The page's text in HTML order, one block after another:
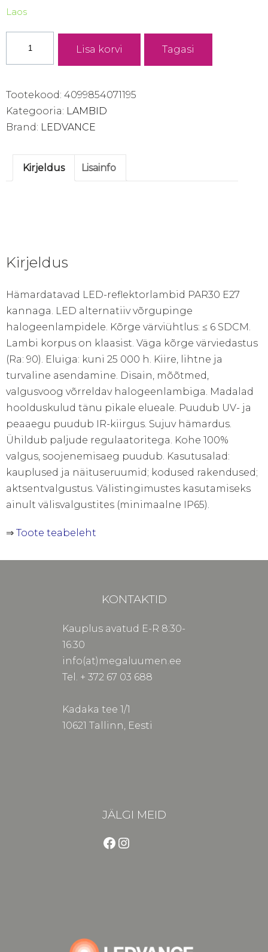
Laos
1500
230V
Lisa korvi Tagasi
Tootekood: 4099854071195
Kategooria: LAMBID
Brand: LEDVANCE
Kirjeldus Lisainfo
Kirjeldus
Hämardatavad LED-reflektorlambid PAR30 E27
kannaga. LED alternatiiv võrgupinge
halogeenlampidele. Kõrge värviühtlus: ≤ 6 SDCM.
Lambi korpus on klaasist. Väga kõrge värviedastus
(Ra: 90). Eluiga: kuni 25 000 h. Kiire, lihtne ja
turvaline asendamine. Disain, mõõtmed,
valgusvoog võrreldav halogeenlambiga. Madalad
hoolduskulud tänu pikale elueale. Puudub UV- ja
peaaegu puudub IR-kiirgus. Sujuv hämardus.
Ühildub paljude regulaatoritega. Kohe 100%
valgus, soojenemisaeg puudub. Kasutusalad:
kauplused ja näituseruumid; kodused rakendused;
aktsentvalgustus. Välistingimustes kasutamiseks
ainult välisvalgustites (minimaalne IP65).
⇒ Toote teabeleht
KONTAKTID
Kauplus avatud E-R 8:30-
16:30
info(at)megaluumen.ee
Tel. + 372 67 03 688
Kadaka tee 1/1
10621 Tallinn, Eesti
JÄLGI MEID
Facebook
Instagram